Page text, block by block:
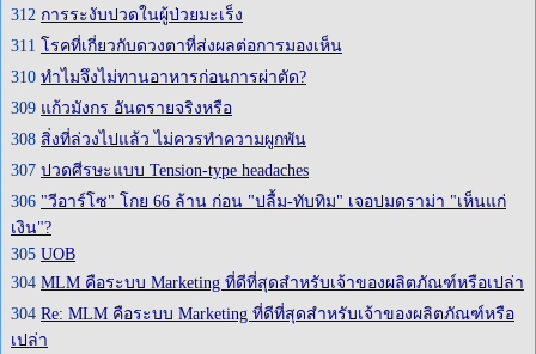
312 การระงับปวดในผู้ป่วยมะเร็ง
311 โรคที่เกี่ยวกับดวงตาที่ส่งผลต่อการมองเห็น
310 ทำไมจึงไม่ทานอาหารก่อนการผ่าตัด?
309 แก้วมังกร อันตรายจริงหรือ
308 สิ่งที่ล่วงไปแล้ว ไม่ควรทำความผูกพัน
307 ปวดศีรษะแบบ Tension-type headaches
306 "วีอาร์โซ" โกย 66 ล้าน ก่อน "ปลื้ม-ทับทิม" เจอปมดราม่า "เห็นแก่
เงิน"?
305 UOB
304 MLM คือระบบ Marketing ที่ดีที่สุดสำหรับเจ้าของผลิตภัณฑ์หรือเปล่า
304 Re: MLM คือระบบ Marketing ที่ดีที่สุดสำหรับเจ้าของผลิตภัณฑ์หรือ
เปล่า